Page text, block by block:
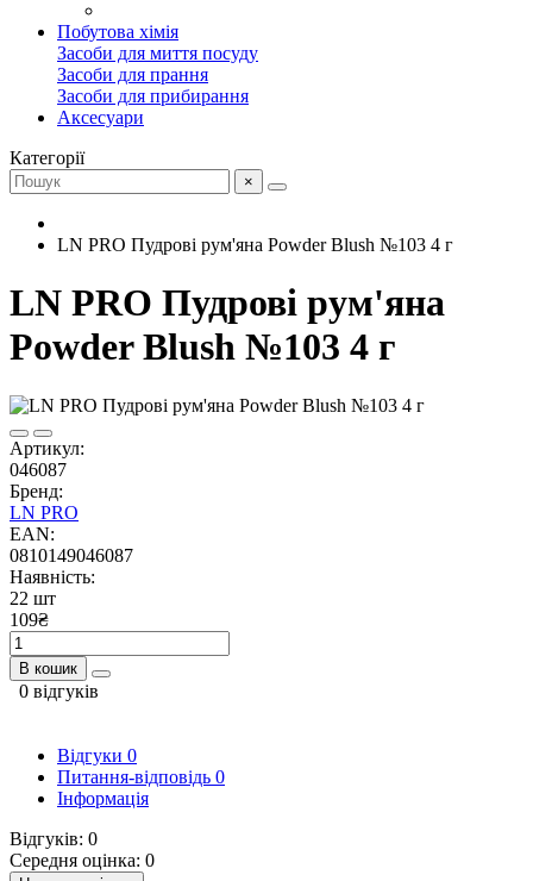
Побутова хімія
Засоби для миття посуду
Засоби для прання
Засоби для прибирання
Аксесуари
Категорії
×
LN PRO Пудрові рум'яна Powder Blush №103 4 г
LN PRO Пудрові рум'яна
Powder Blush №103 4 г
Артикул:
046087
Бренд:
LN PRO
EAN:
0810149046087
Наявність:
22 шт
109₴
В кошик
0 відгуків
Відгуки 0
Питання-відповідь 0
Інформація
Відгуків: 0
Середня оцінка: 0